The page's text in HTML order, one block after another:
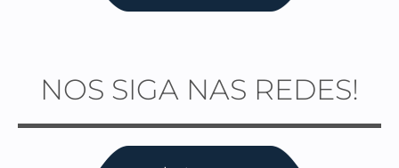
NOS SIGA NAS REDES!